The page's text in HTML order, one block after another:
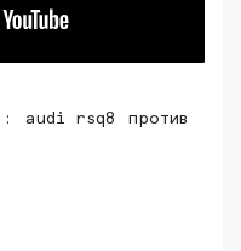
audi rsq8 против